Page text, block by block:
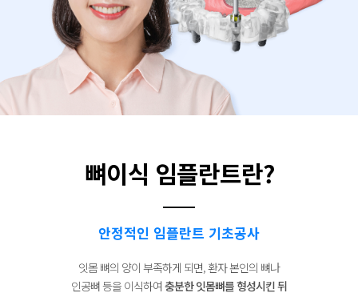
뼈이식 임플란트란?
안정적인 임플란트 기초공사
잇몸 뼈의 양이 부족하게 되면, 환자 본인의 뼈나
인공뼈 등을 이식하여 충분한 잇몸뼈를 형성시킨 뒤